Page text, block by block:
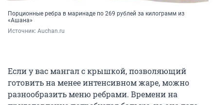
Порционные ребра в маринаде по 269 рублей за килограмм из
«Ашана»
Источник: Auchan.ru
Если у вас мангал с крышкой, позволяющий
готовить на менее интенсивном жаре, можно
разнообразить меню ребрами. Времени на